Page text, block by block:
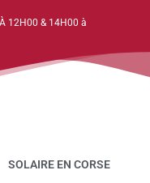
12H00 & 14H00 à
SOLAIRE EN CORSE